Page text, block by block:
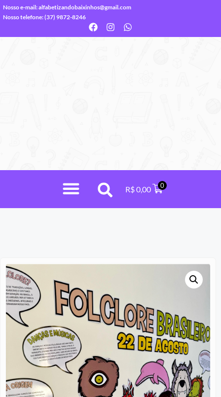
Nosso e-mail:alfabetizandobaixinhos@gmail.com
Nosso telefone: (37) 9872-8246
R$0,00 0